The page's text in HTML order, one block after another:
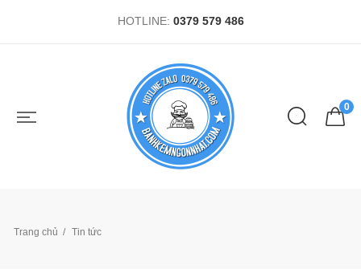
HOTLINE: 0379 579 486
0
Trang chủ Tin tức